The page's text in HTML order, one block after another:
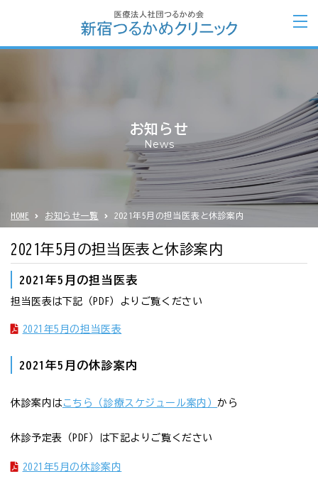
お知らせ
News
HOME お知らせ一覧 2021年5月の担当医表と休診案内
2021年5月の担当医表と休診案内
2021年5月の担当医表
担当医表は下記（PDF）よりご覧ください
2021年5月の担当医表
2021年5月の休診案内
休診案内は こちら（診療スケジュール案内） から
休診予定表 （PDF） は下記よりご覧ください
2021年5月の休診案内